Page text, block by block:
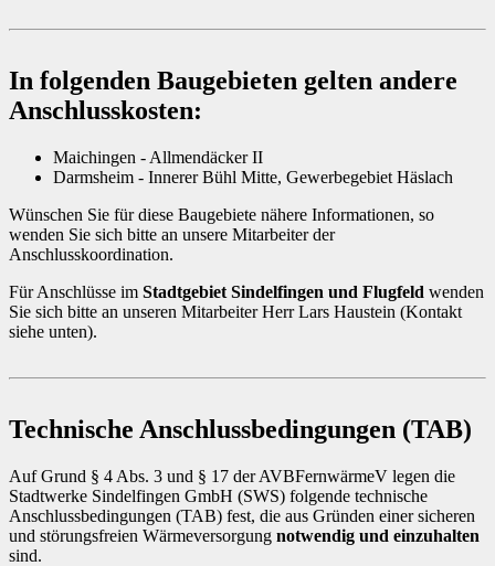
In folgenden Baugebieten gelten andere
Anschlusskosten:
Maichingen - Allmendäcker II
Darmsheim - Innerer Bühl Mitte, Gewerbegebiet Häslach
Wünschen Sie für diese Baugebiete nähere Informationen, so
wenden Sie sich bitte an unsere Mitarbeiter der
Anschlusskoordination.
Für Anschlüsse im Stadtgebiet Sindelfingen und Flugfeld wenden
Sie sich bitte an unseren Mitarbeiter Herr Lars Haustein (Kontakt
siehe unten).
Technische Anschlussbedingungen (TAB)
Auf Grund § 4 Abs. 3 und § 17 der AVBFernwärmeV legen die
Stadtwerke Sindelfingen GmbH (SWS) folgende technische
Anschlussbedingungen (TAB) fest, die aus Gründen einer sicheren
und störungsfreien Wärmeversorgung notwendig und einzuhalten
sind.